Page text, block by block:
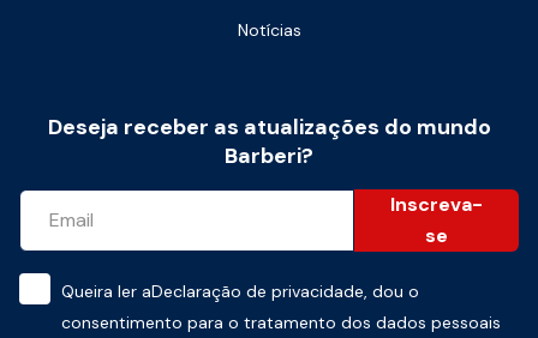
Notícias
Deseja receber as atualizações do mundo
Barberi?
Inscreva-
se
Queira ler aDeclaração de privacidade, dou o
consentimento para o tratamento dos dados pessoais